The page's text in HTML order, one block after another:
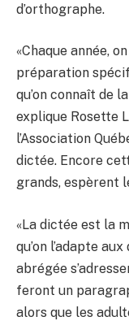
d’orthographe.
«Chaque année,
préparation
qu’on connaît de
explique Rosette
l’Association
dictée. Encore
grands, espèrent
«La dictée est la
qu’on l’adapte
abrégée
feront un
alors que les